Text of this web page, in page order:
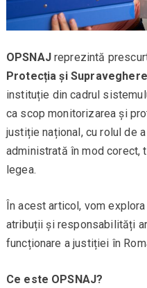
OPSNAJreprezintă
Protecția și
instituție din cadrul
ca scop monitorizarea și
justiție național, cu rolul de
administrată în mod corect,
legea.
În acest articol, vom
atribuții și responsabilități
funcționare a justiției în
Ce este OPSNAJ?